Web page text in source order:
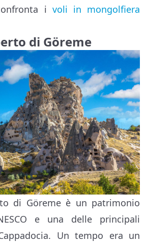
i voli in mongolfiera
di Göreme
di Göreme è un patrimonio
e una delle principali
Un tempo era un